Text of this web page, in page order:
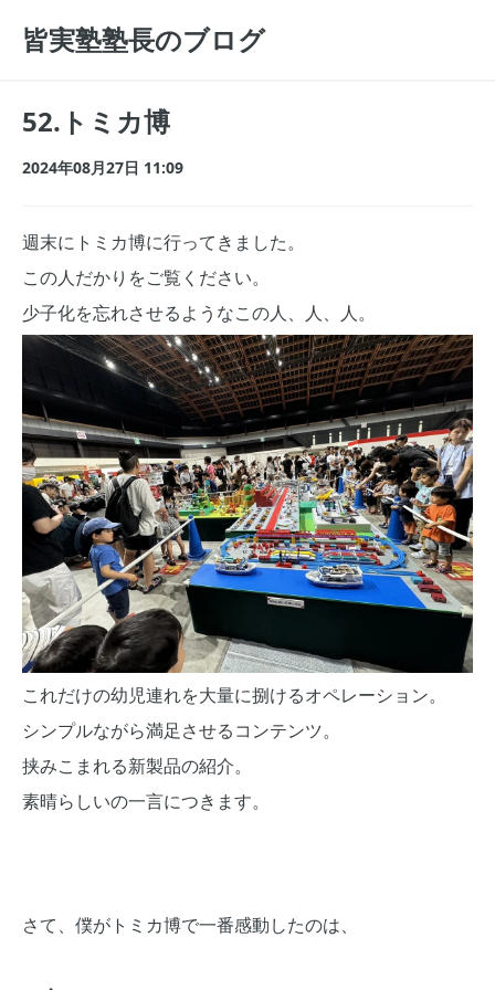
皆実塾塾長のブログ
52.トミカ博
2024年08月27日 11:09
週末にトミカ博に行ってきました。
この人だかりをご覧ください。
少子化を忘れさせるようなこの人、人、人。
これだけの幼児連れを大量に捌けるオペレーション。
シンプルながら満足させるコンテンツ。
挟みこまれる新製品の紹介。
素晴らしいの一言につきます。
さて、僕がトミカ博で一番感動したのは、